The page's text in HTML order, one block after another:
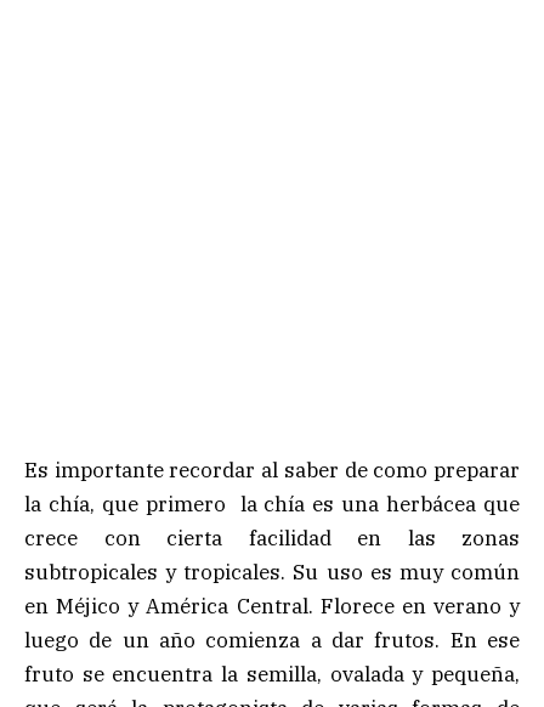
Es importante recordar al saber de como preparar
la chía, que primero la chía es una herbácea que
crece con cierta facilidad en las zonas
subtropicales y tropicales. Su uso es muy común
en Méjico y América Central. Florece en verano y
luego de un año comienza a dar frutos. En ese
fruto se encuentra la semilla, ovalada y pequeña,